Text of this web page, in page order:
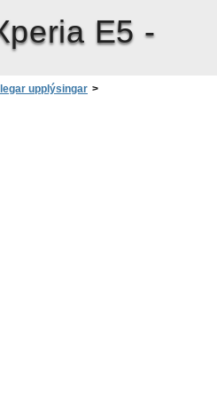
E5 -
upplýsingar >